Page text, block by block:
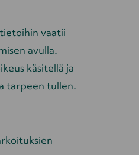
vaatii
avulla.
käsitellä ja
tarpeen tullen.